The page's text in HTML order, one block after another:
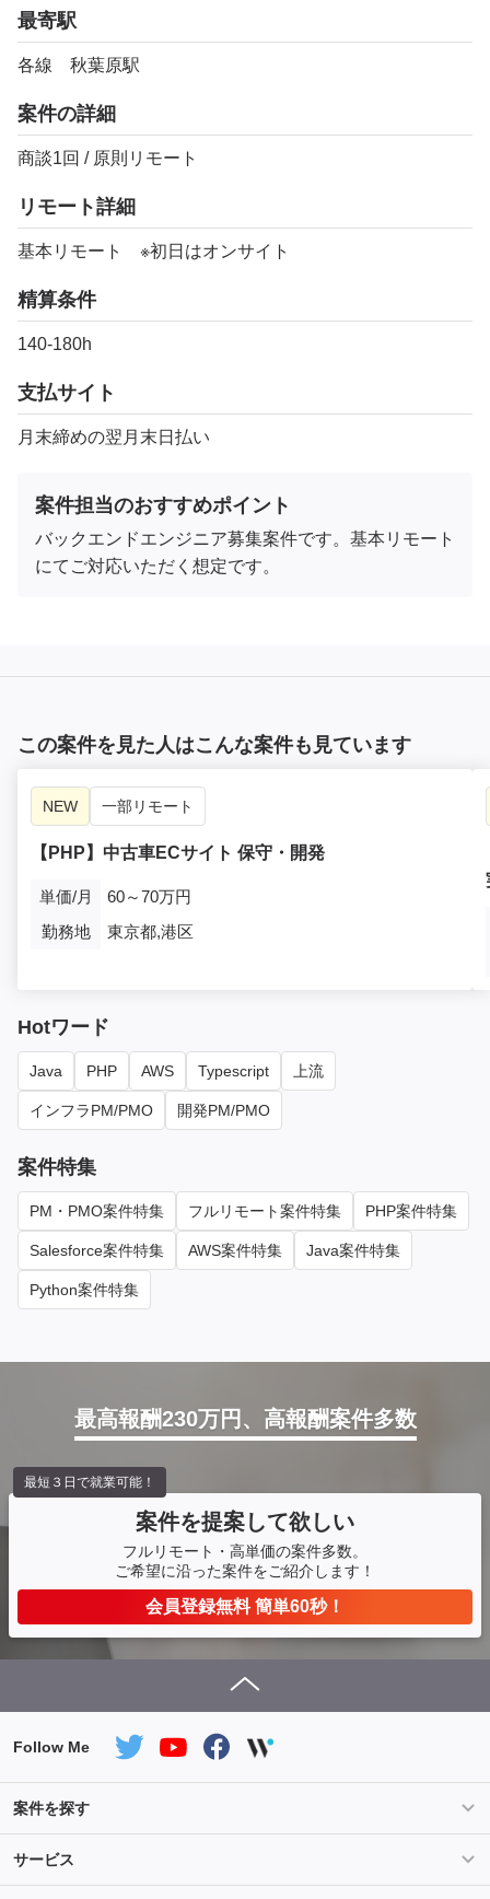
最寄駅
各線 秋葉原駅
案件の詳細
商談1回 / 原則リモート
リモート詳細
基本リモート ※初日はオンサイト
精算条件
140-180h
支払サイト
月末締めの翌月末日払い
案件担当のおすすめポイント
バックエンドエンジニア募集案件です。基本リモート
にてご対応いただく想定です。
この案件を見た人はこんな案件も見ています
NEW 一部リモート
【PHP】中古車ECサイト 保守・開発
単価/月
60～70万円
勤務地
東京都,港区
Hotワード
Java PHP AWS Typescript 上流
インフラPM/PMO 開発PM/PMO
案件特集
PM・PMO案件特集 フルリモート案件特集 PHP案件特集
Salesforce案件特集 AWS案件特集 Java案件特集
Python案件特集
最高報酬230万円、高報酬案件多数
案件を提案して欲しい
フルリモート・高単価の案件多数。
ご希望に沿った案件をご紹介します！
会員登録無料 簡単60秒！
最短３日で就業可能！
Follow Me
案件を探す
条件を指定して案件を探す
Salesforce案件特集 AWS案件特集
サービス